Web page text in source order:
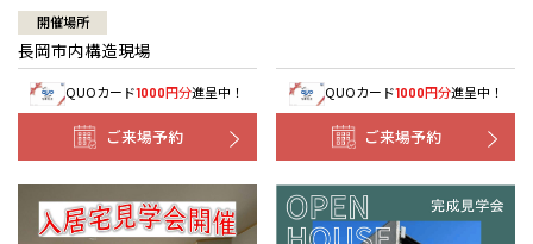
開催場所
長岡市内構造現場
QUOカード1000円分進呈中！
ご来場予約
QUOカード1000円分進呈中！
ご来場予約